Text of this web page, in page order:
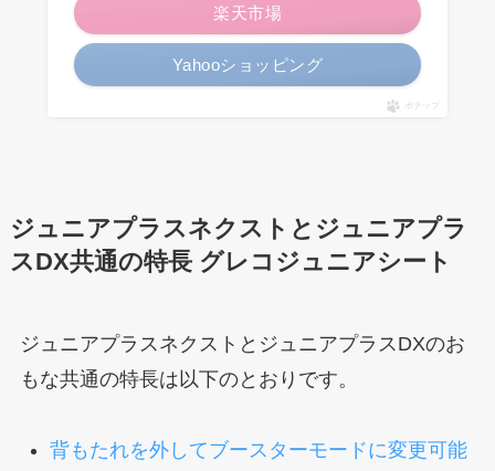
楽天市場
Yahooショッピング
ポチップ
ジュニアプラスネクストとジュニアプラ
スDX共通の特長 グレコジュニアシート
ジュニアプラスネクストとジュニアプラスDXのお
もな共通の特長は以下のとおりです。
背もたれを外してブースターモードに変更可能